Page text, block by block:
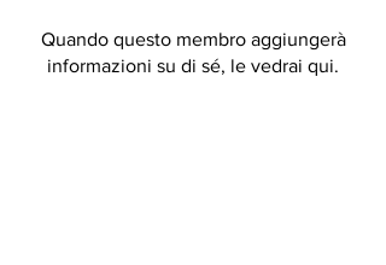
Quando questo membro aggiungerà
informazioni su di sé, le vedrai qui.